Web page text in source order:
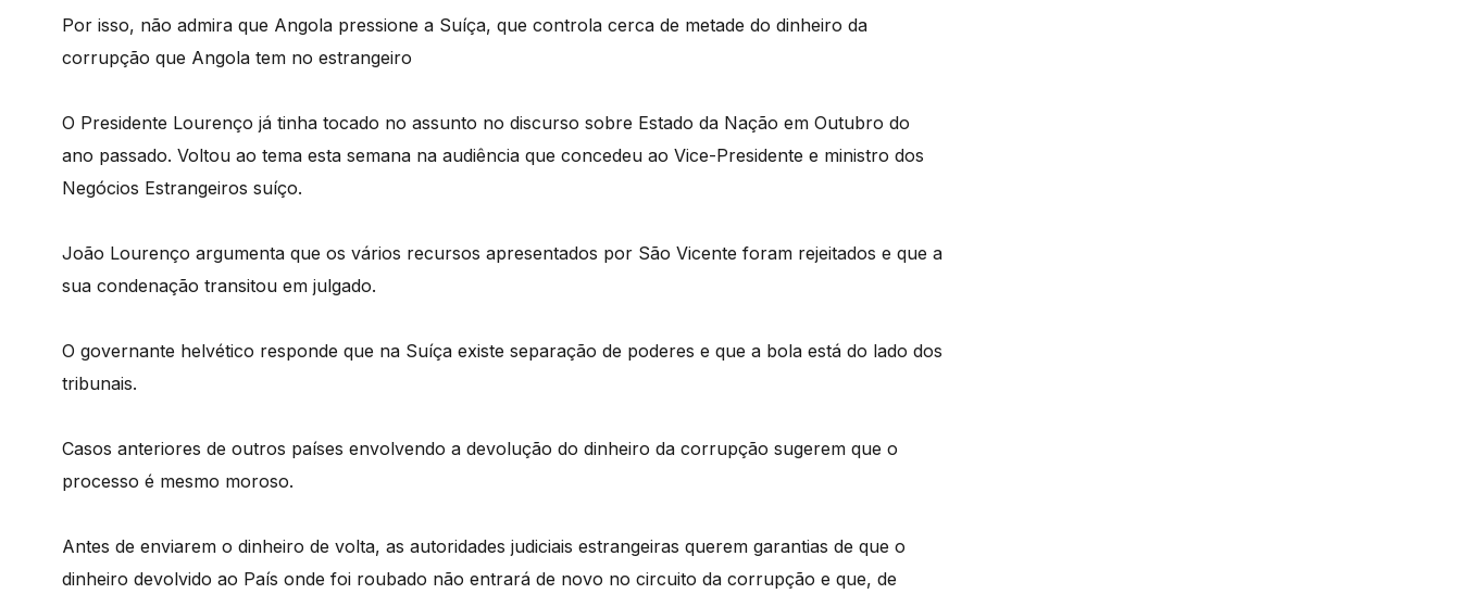
Por isso, não admira que Angola pressione a Suíça, que controla cerca de metade do dinheiro da
corrupção que Angola tem no estrangeiro
O Presidente Lourenço já tinha tocado no assunto no discurso sobre Estado da Nação em Outubro do
ano passado. Voltou ao tema esta semana na audiência que concedeu ao Vice-Presidente e ministro dos
Negócios Estrangeiros suíço.
João Lourenço argumenta que os vários recursos apresentados por São Vicente foram rejeitados e que a
sua condenação transitou em julgado.
O governante helvético responde que na Suíça existe separação de poderes e que a bola está do lado dos
tribunais.
Casos anteriores de outros países envolvendo a devolução do dinheiro da corrupção sugerem que o
processo é mesmo moroso.
Antes de enviarem o dinheiro de volta, as autoridades judiciais estrangeiras querem garantias de que o
dinheiro devolvido ao País onde foi roubado não entrará de novo no circuito da corrupção e que, de